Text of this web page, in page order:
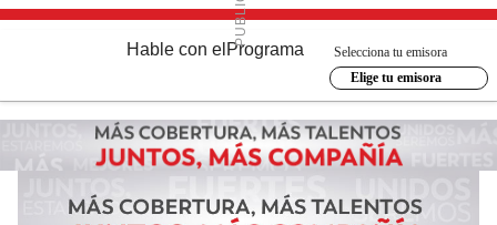
Hable con el Programa
Selecciona tu emisora
Elige tu emisora